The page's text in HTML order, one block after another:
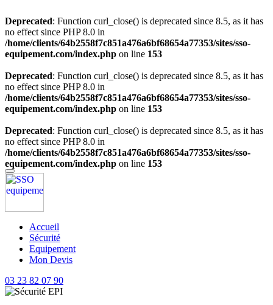
Deprecated: Function curl_close() is deprecated since 8.5, as it has
no effect since PHP 8.0 in
/home/clients/64b2558f7c851a476a6bf68654a77353/sites/sso-
equipement.com/index.php on line 153
Deprecated: Function curl_close() is deprecated since 8.5, as it has
no effect since PHP 8.0 in
/home/clients/64b2558f7c851a476a6bf68654a77353/sites/sso-
equipement.com/index.php on line 153
Deprecated: Function curl_close() is deprecated since 8.5, as it has
no effect since PHP 8.0 in
/home/clients/64b2558f7c851a476a6bf68654a77353/sites/sso-
equipement.com/index.php on line 153
Accueil
Sécurité
Equipement
Mon Devis
03 23 82 07 90